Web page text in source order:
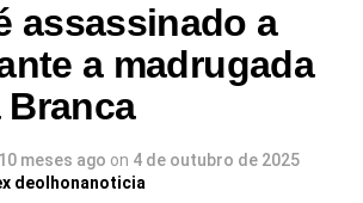
assassinado a
a madrugada
Branca
10 meses ago on 4 de outubro de 2025
deolhonanoticia